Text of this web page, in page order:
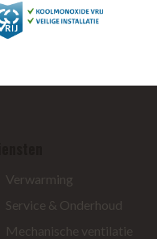
Verwarming
Service & Onderhoud
Mechanische ventilatie